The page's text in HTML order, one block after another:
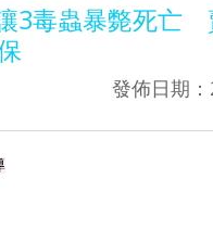
3毒蟲暴斃死亡
發佈日期